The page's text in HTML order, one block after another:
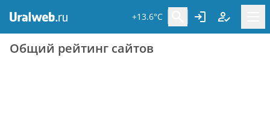
+13.6°C
Общий рейтинг сайтов